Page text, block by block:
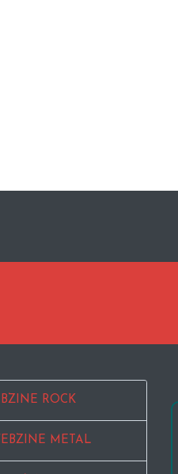
ROCK
METAL